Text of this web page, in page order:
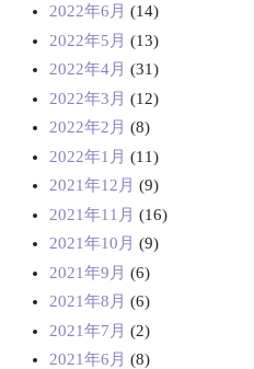
2022年6月 (14)
2022年5月 (13)
2022年4月 (31)
2022年3月 (12)
2022年2月 (8)
2022年1月 (11)
2021年12月 (9)
2021年11月 (16)
2021年10月 (9)
2021年9月 (6)
2021年8月 (6)
2021年7月 (2)
2021年6月 (8)